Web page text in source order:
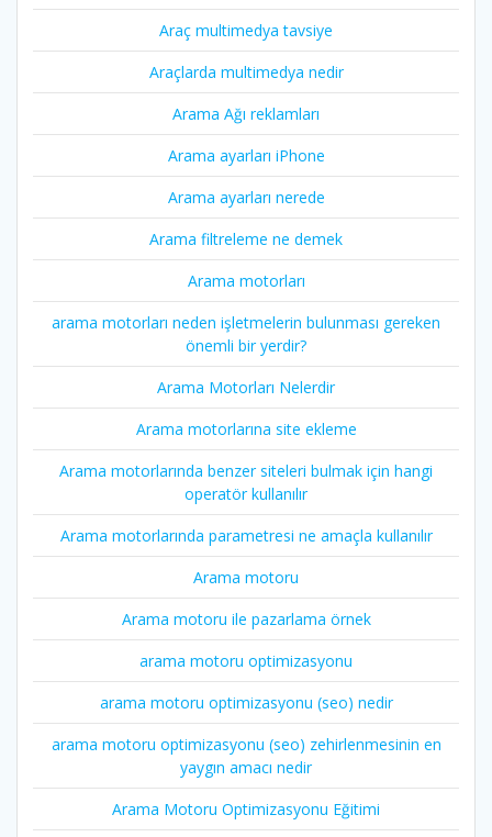
Araç multimedya tavsiye
Araçlarda multimedya nedir
Arama Ağı reklamları
Arama ayarları iPhone
Arama ayarları nerede
Arama filtreleme ne demek
Arama motorları
arama motorları neden işletmelerin bulunması gereken
önemli bir yerdir?
Arama Motorları Nelerdir
Arama motorlarına site ekleme
Arama motorlarında benzer siteleri bulmak için hangi
operatör kullanılır
Arama motorlarında parametresi ne amaçla kullanılır
Arama motoru
Arama motoru ile pazarlama örnek
arama motoru optimizasyonu
arama motoru optimizasyonu (seo) nedir
arama motoru optimizasyonu (seo) zehirlenmesinin en
yaygın amacı nedir
Arama Motoru Optimizasyonu Eğitimi